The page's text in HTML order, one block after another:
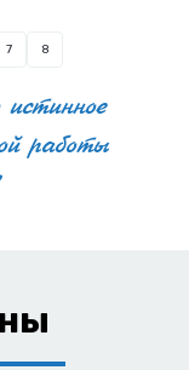
7 8
работы